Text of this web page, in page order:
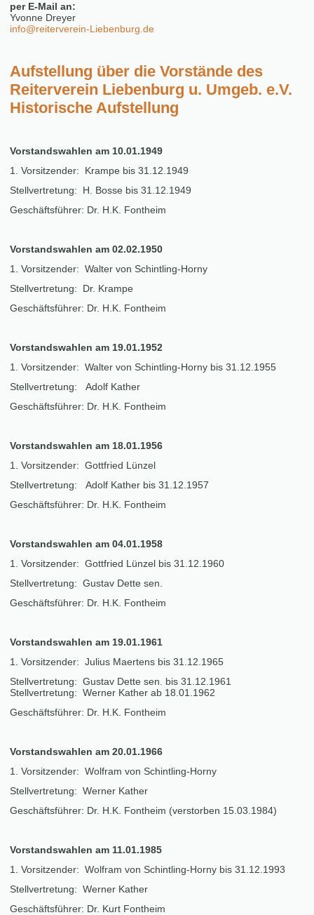
per E-Mail an:
Yvonne Dreyer
info@reiterverein-Liebenburg.de
Aufstellung über die Vorstände des
Reiterverein Liebenburg u. Umgeb. e.V.
Historische Aufstellung
Vorstandswahlen am 10.01.1949
1. Vorsitzender: Krampe bis 31.12.1949
Stellvertretung: H. Bosse bis 31.12.1949
Geschäftsführer: Dr. H.K. Fontheim
Vorstandswahlen am 02.02.1950
1. Vorsitzender: Walter von Schintling-Horny
Stellvertretung: Dr. Krampe
Geschäftsführer: Dr. H.K. Fontheim
Vorstandswahlen am 19.01.1952
1. Vorsitzender: Walter von Schintling-Horny bis 31.12.1955
Stellvertretung: Adolf Kather
Geschäftsführer: Dr. H.K. Fontheim
Vorstandswahlen am 18.01.1956
1. Vorsitzender: Gottfried Lünzel
Stellvertretung: Adolf Kather bis 31.12.1957
Geschäftsführer: Dr. H.K. Fontheim
Vorstandswahlen am 04.01.1958
1. Vorsitzender: Gottfried Lünzel bis 31.12.1960
Stellvertretung: Gustav Dette sen.
Geschäftsführer: Dr. H.K. Fontheim
Vorstandswahlen am 19.01.1961
1. Vorsitzender: Julius Maertens bis 31.12.1965
Stellvertretung: Gustav Dette sen. bis 31.12.1961
Stellvertretung: Werner Kather ab 18.01.1962
Geschäftsführer: Dr. H.K. Fontheim
Vorstandswahlen am 20.01.1966
1. Vorsitzender: Wolfram von Schintling-Horny
Stellvertretung: Werner Kather
Geschäftsführer: Dr. H.K. Fontheim (verstorben 15.03.1984)
Vorstandswahlen am 11.01.1985
1. Vorsitzender: Wolfram von Schintling-Horny bis 31.12.1993
Stellvertretung: Werner Kather
Geschäftsführer: Dr. Kurt Fontheim